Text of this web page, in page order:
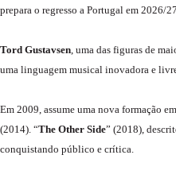
prepara o regresso a Portugal em 2026/
Tord Gustavsen, uma das figuras de
uma linguagem musical inovadora e
Em 2009, assume uma nova formação
(2014). “The Other Side” (2018),
conquistando público e crítica.